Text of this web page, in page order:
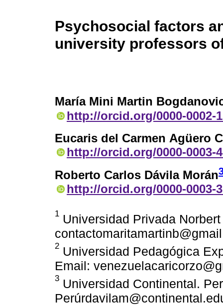
Psychosocial factors
university professors
María Mini Martin
http://orcid.org/0000-0002-
Eucaris del Carmen Agüero
http://orcid.org/0000-0003-
Roberto Carlos Dávila Morán
http://orcid.org/0000-0003-
1 Universidad Privada
2 Universidad Pedagógica
Email:
3 Universidad Continental.